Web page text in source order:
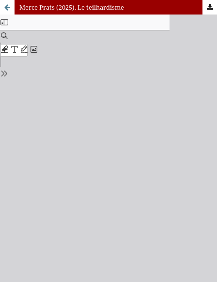
Merce Prats (2025). Le teilhardisme